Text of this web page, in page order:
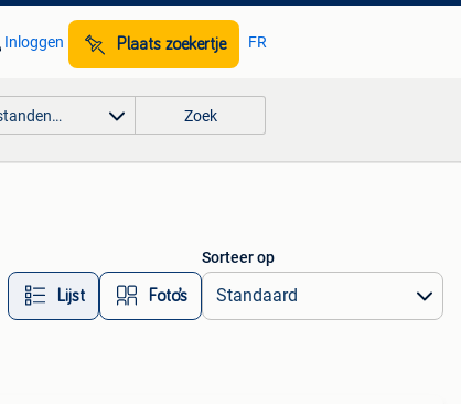
Inloggen Plaats zoekertje FR
Zoek
Lijst Foto’s
Sorteer op